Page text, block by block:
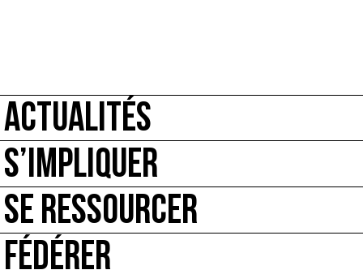
ACTUALITÉS
S’IMPLIQUER
SE RESSOURCER
FÉDÉRER